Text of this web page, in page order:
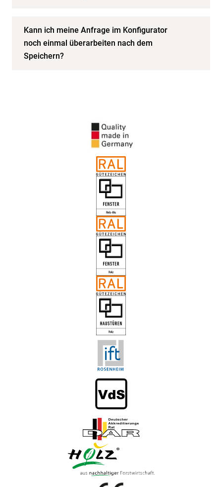
Kann ich meine Anfrage im Konfigurator
noch einmal überarbeiten nach dem
Speichern?